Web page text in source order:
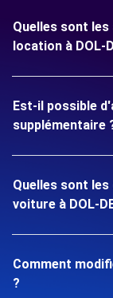
Quelles sont
location à DOL-
Est-il possible
supplémentaire
Quelles sont
voiture à DOL-
Comment
?